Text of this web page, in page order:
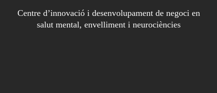
Centre d’innovació i desenvolupament de negoci en
salut mental, envelliment i neurociències